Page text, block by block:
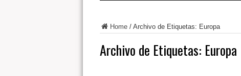
Home/ Archivo de Etiquetas: Europa
Archivo de Etiquetas: Europa